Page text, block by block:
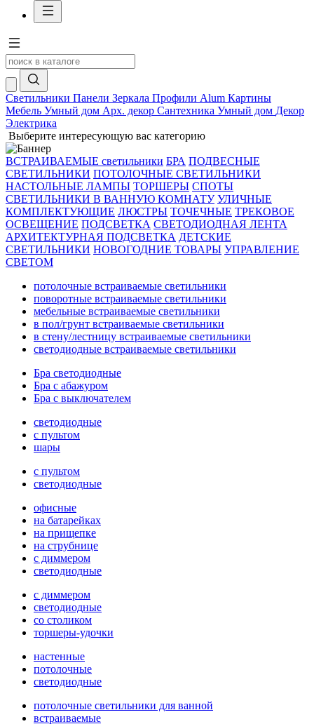
Светильники Панели Зеркала Профили Alum Картины
Мебель Умный дом Арх. декор Сантехника Умный дом Декор
Электрика
Выберите интересующую вас категорию
ВСТРАИВАЕМЫЕ светильники БРА ПОДВЕСНЫЕ
СВЕТИЛЬНИКИ ПОТОЛОЧНЫЕ СВЕТИЛЬНИКИ
НАСТОЛЬНЫЕ ЛАМПЫ ТОРШЕРЫ СПОТЫ
СВЕТИЛЬНИКИ В ВАННУЮ КОМНАТУ УЛИЧНЫЕ
КОМПЛЕКТУЮЩИЕ ЛЮСТРЫ ТОЧЕЧНЫЕ ТРЕКОВОЕ
ОСВЕЩЕНИЕ ПОДСВЕТКА СВЕТОДИОДНАЯ ЛЕНТА
АРХИТЕКТУРНАЯ ПОДСВЕТКА ДЕТСКИЕ
СВЕТИЛЬНИКИ НОВОГОДНИЕ ТОВАРЫ УПРАВЛЕНИЕ
СВЕТОМ
потолочные встраиваемые светильники
поворотные встраиваемые светильники
мебельные встраиваемые светильники
в пол/грунт встраиваемые светильники
в стену/лестницу встраиваемые светильники
светодиодные встраиваемые светильники
Бра светодиодные
Бра с абажуром
Бра с выключателем
светодиодные
с пультом
шары
с пультом
светодиодные
офисные
на батарейках
на прищепке
на струбнице
с диммером
светодиодные
с диммером
светодиодные
со столиком
торшеры-удочки
настенные
потолочные
светодиодные
потолочные светильники для ванной
встраиваемые